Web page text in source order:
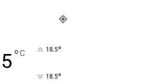
°C 18.5°
18.5°